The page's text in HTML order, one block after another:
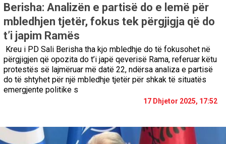
Berisha: Analizën e partisë do e lemë për
mbledhjen tjetër, fokus tek përgjigja që do
t’i japim Ramës
Kreu i PD Sali Berisha tha kjo mbledhje do të fokusohet në
përgjigjen që opozita do t’i japë qeverisë Rama, referuar këtu
protestës së lajmëruar më datë 22, ndërsa analiza e partisë
do të shtyhet për një mbledhje tjetër për shkak të situatës
emergjente politike s
17 Dhjetor 2025, 17:52